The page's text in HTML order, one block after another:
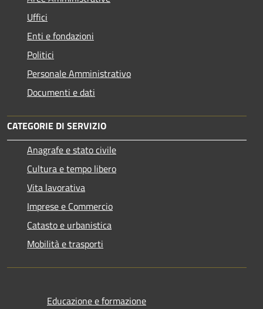
Uffici
Enti e fondazioni
Politici
Personale Amministrativo
Documenti e dati
CATEGORIE DI SERVIZIO
Anagrafe e stato civile
Cultura e tempo libero
Vita lavorativa
Imprese e Commercio
Catasto e urbanistica
Mobilità e trasporti
Educazione e formazione